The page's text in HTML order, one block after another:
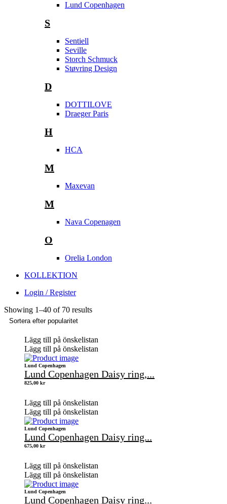
Lund Copenhagen
S
Sentiell
Seville
Storch Schmuck
Støvring Design
D
DOTTILOVE
Draeger Paris
H
HCA
M
Maxevan
M
Nava Copenagen
O
Orelia London
KOLLEKTION
Login / Register
Showing 1–40 of 70 results
Lägg till på önskelistan
Lägg till på önskelistan
Lund Copenhagen
Lund Copenhagen Daisy ring,...
825,00 kr
Lägg till på önskelistan
Lägg till på önskelistan
Lund Copenhagen
Lund Copenhagen Daisy ring...
675,00 kr
Lägg till på önskelistan
Lägg till på önskelistan
Lund Copenhagen
Lund Copenhagen Daisy ring...